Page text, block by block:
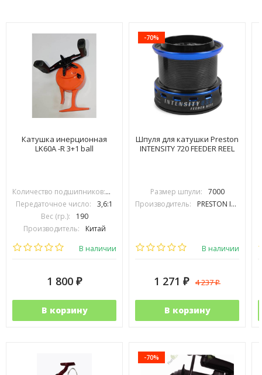
Катушка инерционная
LK60A -R 3+1 ball
Количество подшипников:
Передаточное число:
3,6:1
Вес (гр.):
190
Производитель:
Китай
В наличии
1 800 ₽
В корзину
-70%
Шпуля для катушки Preston
INTENSITY 720 FEEDER REEL
Размер шпули:
7000
Производитель:
PRESTON INOVATIONS
В наличии
1 271 ₽ 4 237₽
В корзину
-70%